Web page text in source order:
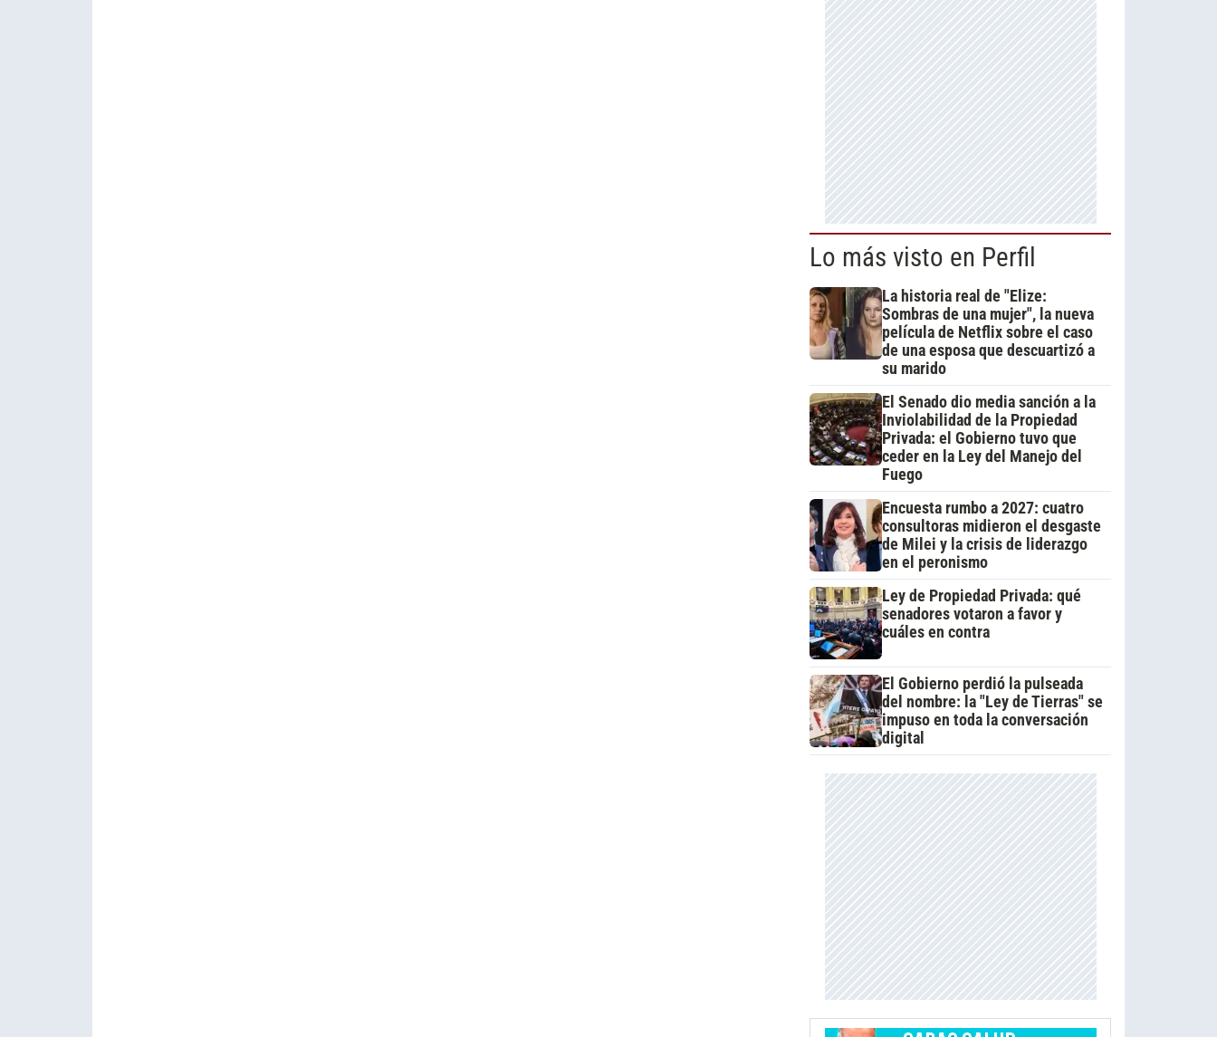
Lo más visto en Perfil
La historia real de "Elize:
Sombras de una mujer", la nueva
película de Netflix sobre el caso
de una esposa que descuartizó a
su marido
El Senado dio media sanción a la
Inviolabilidad de la Propiedad
Privada: el Gobierno tuvo que
ceder en la Ley del Manejo del
Fuego
Encuesta rumbo a 2027: cuatro
consultoras midieron el desgaste
de Milei y la crisis de liderazgo
en el peronismo
Ley de Propiedad Privada: qué
senadores votaron a favor y
cuáles en contra
El Gobierno perdió la pulseada
del nombre: la "Ley de Tierras" se
impuso en toda la conversación
digital